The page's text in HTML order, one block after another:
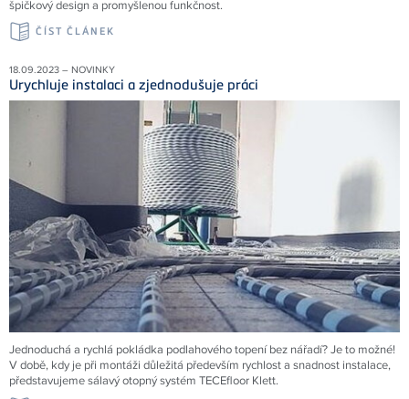
špičkový design a promyšlenou funkčnost.
ČÍST ČLÁNEK
18.09.2023 – NOVINKY
Urychluje instalaci a zjednodušuje práci
Jednoduchá a rychlá pokládka podlahového topení bez nářadí? Je to možné!
V době, kdy je při montáži důležitá především rychlost a snadnost instalace,
představujeme sálavý otopný systém TECEfloor Klett.